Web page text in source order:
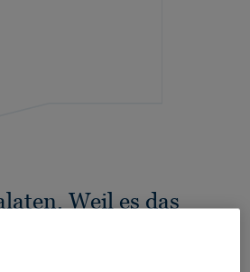
Weil es das